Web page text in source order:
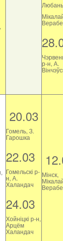
р-н, А.
20.03
Гомель, З.
Гарошка
22.03
Гомельскі р-
н, А.
Халандач
24.03
Хойніцкі р-н,
Арцём
Халандач
Мінск,